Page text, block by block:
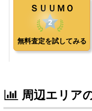
周辺エリア